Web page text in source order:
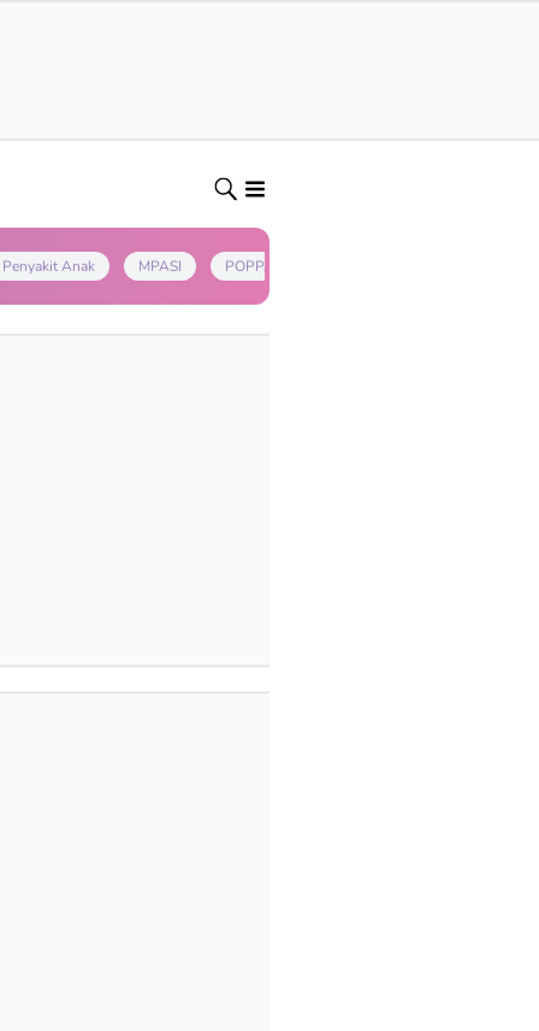
Penyakit Anak MPASI POPPAPA